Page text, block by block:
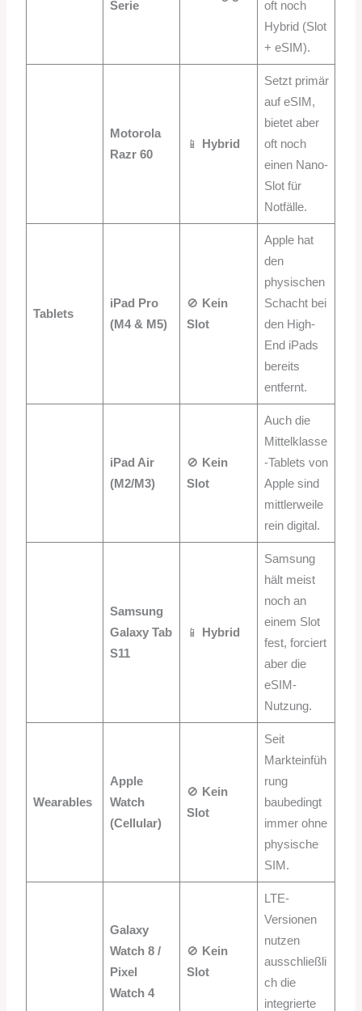
Serie
oft noch
Hybrid (Slot
+ eSIM).
Motorola
Razr 60
📱 Hybrid
Setzt primär
auf eSIM,
bietet aber
oft noch
einen Nano-
Slot für
Notfälle.
Tablets
iPad Pro
(M4 & M5)
🚫 Kein
Slot
Apple hat
den
physischen
Schacht bei
den High-
End iPads
bereits
entfernt.
iPad Air
(M2/M3)
🚫 Kein
Slot
Auch die
Mittelklasse
-Tablets von
Apple sind
mittlerweile
rein digital.
Samsung
Galaxy Tab
S11
📱 Hybrid
Samsung
hält meist
noch an
einem Slot
fest, forciert
aber die
eSIM-
Nutzung.
Wearables
Apple
Watch
(Cellular)
🚫 Kein
Slot
Seit
Markteinfüh
rung
baubedingt
immer ohne
physische
SIM.
Galaxy
Watch 8 /
Pixel
Watch 4
🚫 Kein
Slot
LTE-
Versionen
nutzen
ausschließli
ch die
integrierte